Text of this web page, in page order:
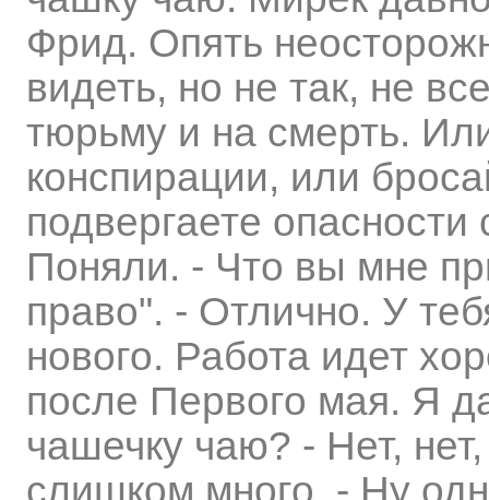
Фрид. Опять
видеть, но не так, не
тюрьму и на смерть.
конспирации, или
подвергаете
Поняли. - Что вы мне
право". - Отлично. У
нового. Работа идет
после Первого мая. Я
чашечку чаю? - Нет,
слишком много. - Ну